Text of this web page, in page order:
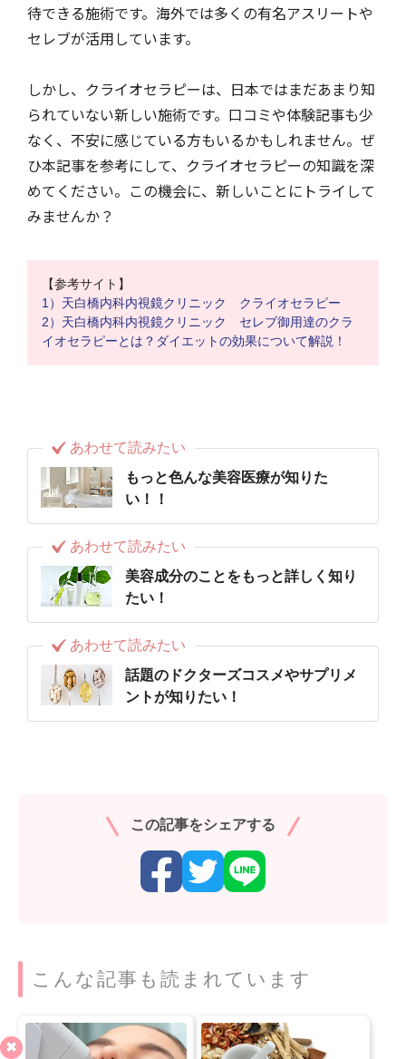
待できる施術です。海外では多くの有名アスリートや
セレブが活用しています。
しかし、クライオセラピーは、日本ではまだあまり知
られていない新しい施術です。口コミや体験記事も少
なく、不安に感じている方もいるかもしれません。ぜ
ひ本記事を参考にして、クライオセラピーの知識を深
めてください。この機会に、新しいことにトライして
みませんか？
【参考サイト】
1）天白橋内科内視鏡クリニック クライオセラピー
2）天白橋内科内視鏡クリニック セレブ御用達のクラ
イオセラピーとは？ダイエットの効果について解説！
あわせて読みたい
もっと色んな美容医療が知りた
い！！
あわせて読みたい
美容成分のことをもっと詳しく知り
たい！
あわせて読みたい
話題のドクターズコスメやサプリメ
ントが知りたい！
この記事をシェアする
こんな記事も読まれています